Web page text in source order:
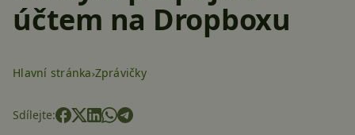
účtem na Dropboxu
Hlavní stránka Zprávičky
Sdílejte: